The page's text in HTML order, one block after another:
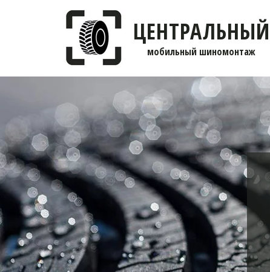
ЦЕНТРАЛЬНЫЙ
мобильны­­й шиномонтаж